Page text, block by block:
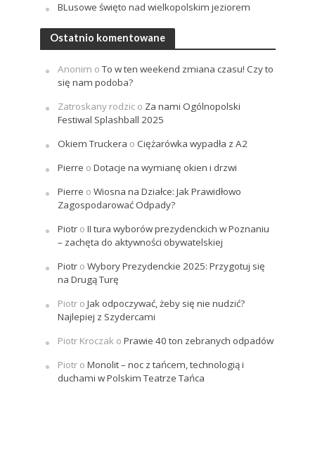
BLusowe święto nad wielkopolskim jeziorem
Ostatnio komentowane
Anonim oTo w ten weekend zmiana czasu! Czy to
się nam podoba?
Zatroskany rodzico Za nami Ogólnopolski
Festiwal Splashball 2025
Okiem Truckera o Ciężarówka wypadła z A2
Pierre o Dotacje na wymianę okien i drzwi
Pierre o Wiosna na Działce: Jak Prawidłowo
Zagospodarować Odpady?
Piotro II tura wyborów prezydenckich w Poznaniu
– zachęta do aktywności obywatelskiej
Piotro Wybory Prezydenckie 2025: Przygotuj się
na Drugą Turę
Piotro Jak odpoczywać, żeby się nie nudzić?
Najlepiej z Szydercami
Piotr Kroczako Prawie 40 ton zebranych odpadów
Piotro Monolit – noc z tańcem, technologią i
duchami w Polskim Teatrze Tańca